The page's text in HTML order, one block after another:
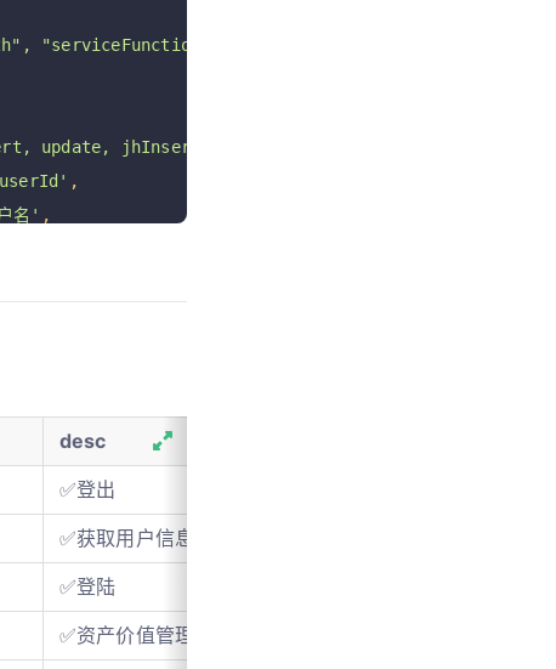
"serviceFunction": "passwordLogin" } or  {
update, jhInsert, jhUpdate, jhDelete jhRestore'
userId' ,
名' ,
desc
✅登出
✅获取用户信息
✅登陆
✅资产价值管理-查询资产信息